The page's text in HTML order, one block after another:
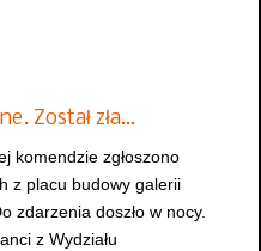
Został zła…
komendzie zgłoszono
z placu budowy galerii
zdarzenia doszło w nocy.
z Wydziału